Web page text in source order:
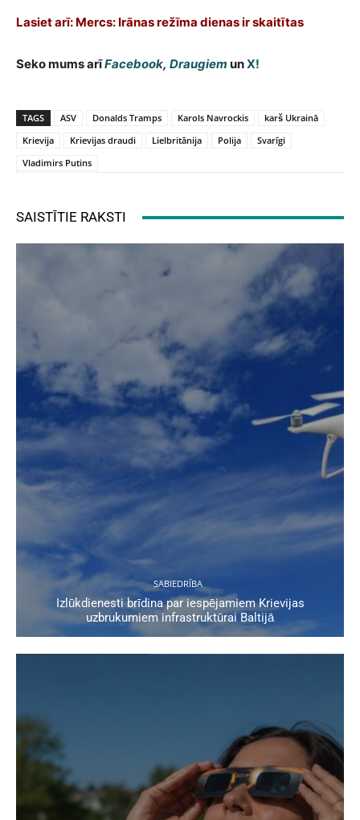
Lasiet arī: Mercs: Irānas režīma dienas ir skaitītas
Seko mums arīFacebook, Draugiem unX!
TAGS ASV Donalds Tramps Karols Navrockis
karš Ukrainā
Krievija
Krievijas draudi Lielbritānija Polija
Svarīgi
Vladimirs Putins
SAISTĪTIE RAKSTI
SABIEDRĪBA
Izlūkdienesti brīdina par iespējamiem Krievijas
uzbrukumiem infrastruktūrai Baltijā